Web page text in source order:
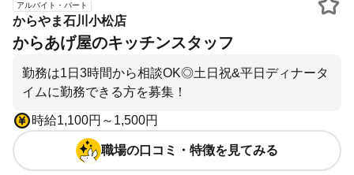
アルバイト・パート
からやま石川小松店
からあげ屋のキッチンスタッフ
勤務は1日3時間から相談OK◎土日祝&平日ディナータ
イムに勤務できる方を募集！
時給1,100円～1,500円
職場の口コミ・特徴を見てみる